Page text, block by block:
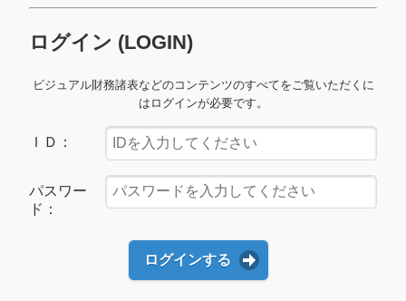
ログイン (LOGIN)
ビジュアル財務諸表などのコンテンツのすべてをご覧いただくに
はログインが必要です。
ＩＤ：
パスワー
ド：
ログインする